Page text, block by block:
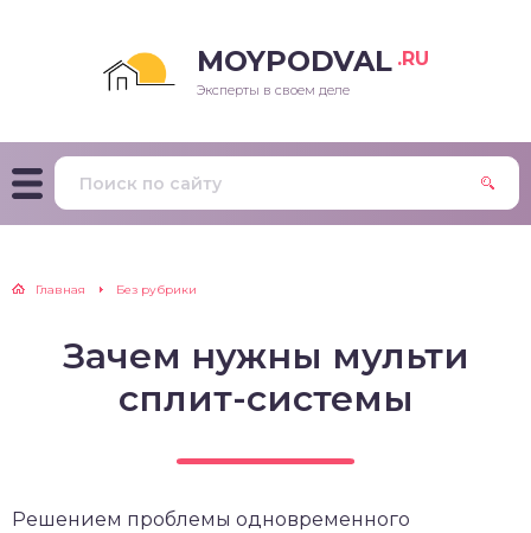
MOYPODVAL .RU
Эксперты в своем деле
Главная Без рубрики
Зачем нужны мульти
сплит-системы
Решением проблемы одновременного